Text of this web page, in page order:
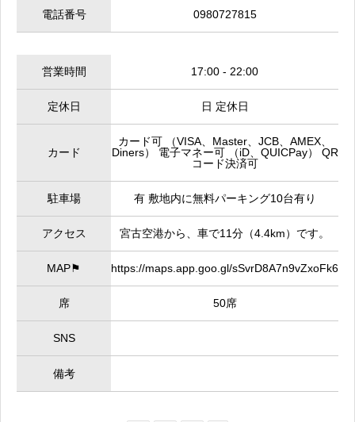
電話番号 0980727815
営業時間 17:00 - 22:00
定休日 日 定休日
カード
カード可 （VISA、Master、JCB、AMEX、
Diners） 電子マネー可 （iD、QUICPay） QR
コード決済可
駐車場 有 敷地内に無料パーキング10台有り
アクセス 宮古空港から、車で11分（4.4km）です。
MAP⚑ https://maps.app.goo.gl/sSvrD8A7n9vZxoFk6
席 50席
SNS
備考